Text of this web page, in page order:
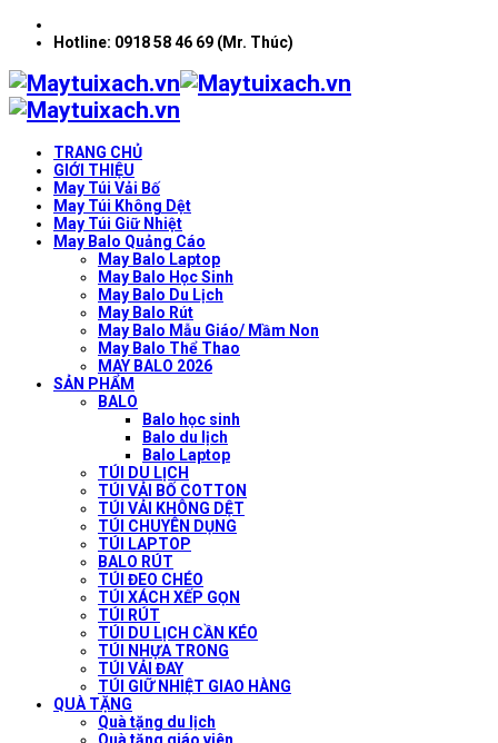
Hotline: 0918 58 46 69 (Mr. Thúc)
TRANG CHỦ
GIỚI THIỆU
May Túi Vải Bố
May Túi Không Dệt
May Túi Giữ Nhiệt
May Balo Quảng Cáo
May Balo Laptop
May Balo Học Sinh
May Balo Du Lịch
May Balo Rút
May Balo Mẫu Giáo/ Mầm Non
May Balo Thể Thao
MAY BALO 2026
SẢN PHẨM
BALO
Balo học sinh
Balo du lịch
Balo Laptop
TÚI DU LỊCH
TÚI VẢI BỐ COTTON
TÚI VẢI KHÔNG DỆT
TÚI CHUYÊN DỤNG
TÚI LAPTOP
BALO RÚT
TÚI ĐEO CHÉO
TÚI XÁCH XẾP GỌN
TÚI RÚT
TÚI DU LỊCH CẦN KÉO
TÚI NHỰA TRONG
TÚI VẢI ĐAY
TÚI GIỮ NHIỆT GIAO HÀNG
QUÀ TẶNG
Quà tặng du lịch